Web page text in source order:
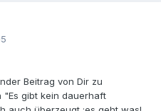
Beitrag von Dir zu
"Es gibt kein dauerhaft